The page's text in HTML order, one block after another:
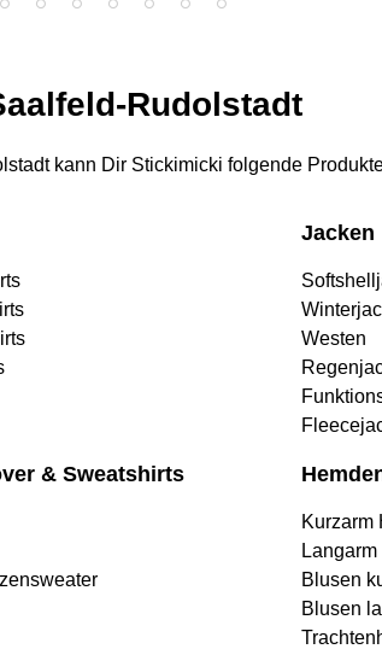
Rudolstadt
kann Dir Stickimicki folgende
Jacken
Westen
& Sweatshirts
Kurzarm
Blusen
Blusen